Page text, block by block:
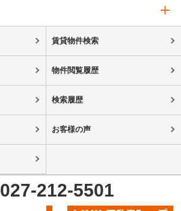
賃貸物件検索
物件閲覧履歴
検索履歴
お客様の声
027-212-5501